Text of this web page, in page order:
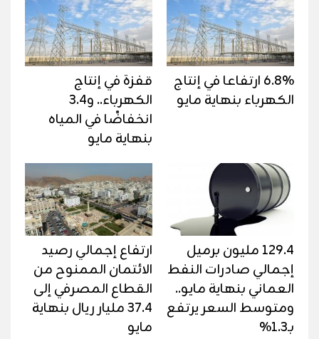
6.8% ارتفاعا في إنتاج
الكهرباء بنهاية مايو
قفزة في إنتاج
الكهرباء.. و3.4
انخفاضًا في المياه
بنهاية مايو
129.4 مليون برميل
إجمالي صادرات النفط
العماني بنهاية مايو..
ومتوسط السعر يرتفع
بـ1.3%
ارتفاع إجمالي رصيد
الائتمان الممنوح من
القطاع المصرفي إلى
37.4 مليار ريال بنهاية
مايو